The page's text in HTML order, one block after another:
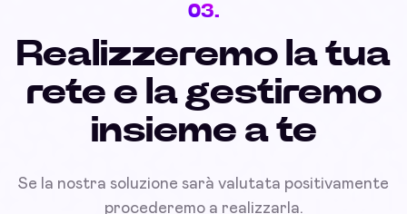
03.
Realizzeremo la tua
rete e la gestiremo
insieme a te
Se la nostra soluzione sarà valutata positivamente
procederemo a realizzarla.